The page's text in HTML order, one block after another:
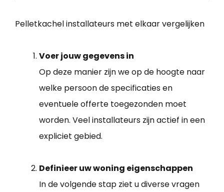
Pelletkachel installateurs met elkaar vergelijken
Voer jouw gegevens in
Op deze manier zijn we op de hoogte naar
welke persoon de specificaties en
eventuele offerte toegezonden moet
worden. Veel installateurs zijn actief in een
expliciet gebied.
Definieer uw woning eigenschappen
In de volgende stap ziet u diverse vragen